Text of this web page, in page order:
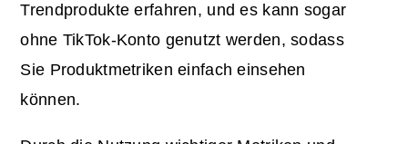
Trendprodukte erfahren, und es kann sogar
ohne TikTok-Konto genutzt werden, sodass
Sie Produktmetriken einfach einsehen
können.